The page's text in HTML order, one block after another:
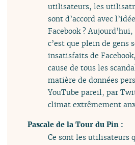
utilisateurs, les
sont d’accord avec
Facebook ?
c’est que plein de gens
insatisfaits de
cause de tous les
matière de données
YouTube pareil, par
climat extrêmement
Pascale de la Tour du Pin :
Ce sont les utilisateurs